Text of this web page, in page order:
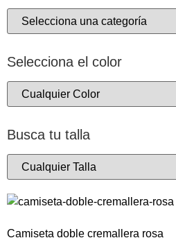
Selecciona el color
Busca tu talla
Camiseta doble cremallera rosa